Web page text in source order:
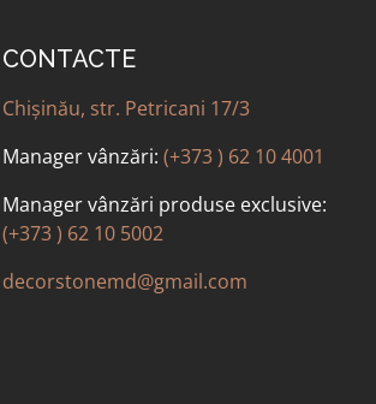
CONTACTE
Chișinău, str. Petricani 17/3
Manager vânzări: (+373 ) 62 10 4001
Manager vânzări produse exclusive:
(+373 ) 62 10 5002
decorstonemd@gmail.com